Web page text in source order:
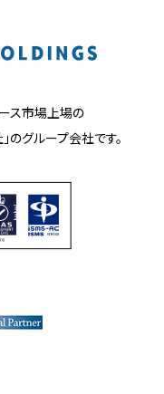
ス市場上場の
のグループ会社です。